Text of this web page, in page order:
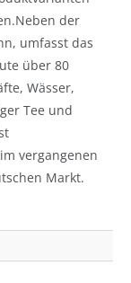
der
umfasst das
über 80
Wässer,
Tee und
vergangenen
Markt.